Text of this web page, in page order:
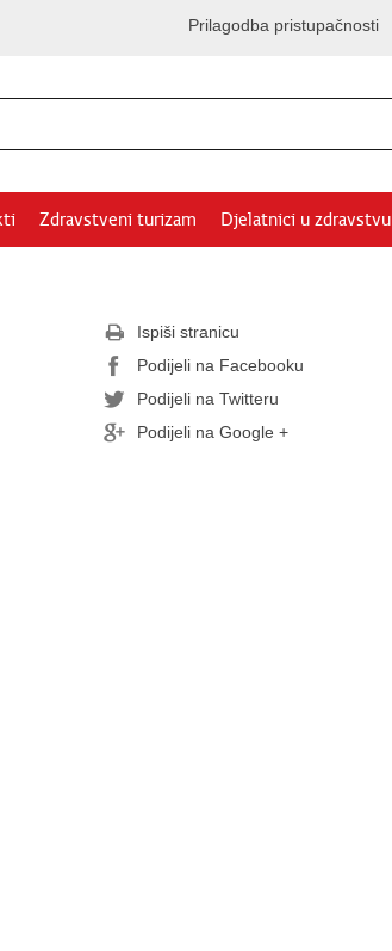
Prilagodba pristupačnosti
Zdravstveni turizam Djelatnici u zdravstvu
Ispiši stranicu
Podijeli na Facebooku
Podijeli na Twitteru
Podijeli na Google +